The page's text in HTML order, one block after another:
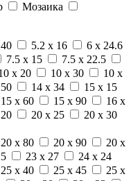
Мозаика
5.2 x 16
6 x 24.6
7.5 x 15
7.5 x 22.5
x 20 10 x 30
10 x
14 x 34
15 x 15
15 x 60 15 x 90
16 x
20 x 25
20 x 30
20 x 80 20 x 90
20 x
23 x 27
24 x 24
25 x 40 25 x 45
25 x